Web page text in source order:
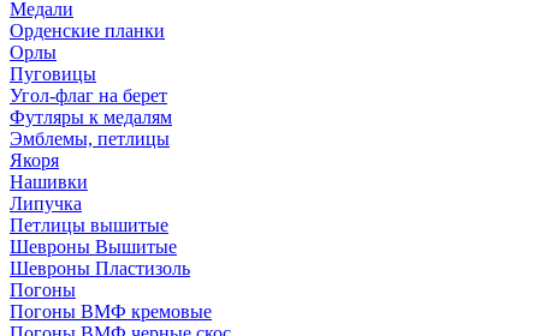
Медали
Орденские планки
Орлы
Пуговицы
Угол-флаг на берет
Футляры к медалям
Эмблемы, петлицы
Якоря
Нашивки
Липучка
Петлицы вышитые
Шевроны Вышитые
Шевроны Пластизоль
Погоны
Погоны ВМФ кремовые